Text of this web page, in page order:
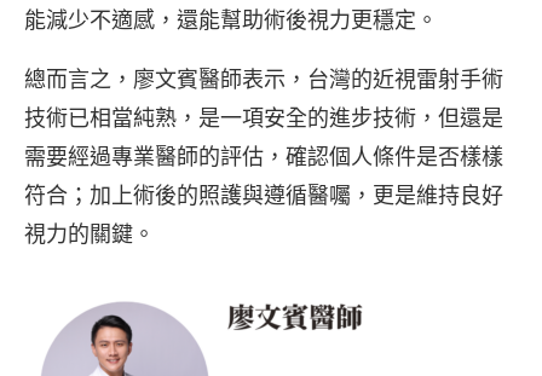
能減少不適感，還能幫助術後視力更穩定。
總而言之，廖文賓醫師表示，台灣的近視雷射手術
技術已相當純熟，是一項安全的進步技術，但還是
需要經過專業醫師的評估，確認個人條件是否樣樣
符合；加上術後的照護與遵循醫囑，更是維持良好
視力的關鍵。